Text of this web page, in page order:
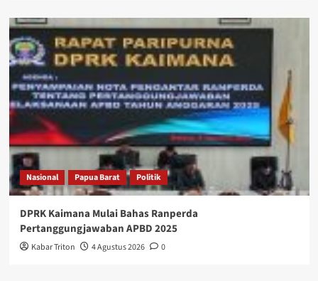
Nasional Papua Barat Politik
DPRK Kaimana Mulai Bahas Ranperda
Pertanggungjawaban APBD 2025
Kabar Triton 4 Agustus 2026 0